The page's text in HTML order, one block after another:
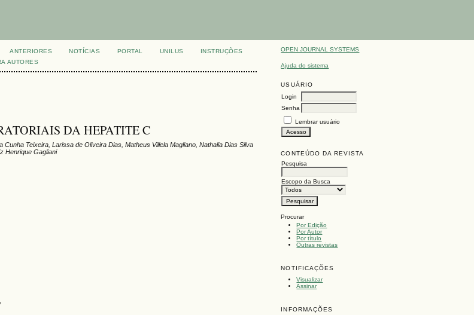
OPEN JOURNAL SYSTEMS
Ajuda do sistema
USUÁRIO
Login
Senha
Lembrar usuário
CONTEÚDO DA REVISTA
Pesquisa
Escopo da Busca
Procurar
Por Edição
Por Autor
Por título
Outras revistas
NOTIFICAÇÕES
Visualizar
Assinar
INFORMAÇÕES
ANTERIORES NOTÍCIAS PORTAL UNILUS
INSTRUÇÕES
AUTORES
DA HEPATITE C
Teixeira, Larissa de Oliveira Dias, Matheus Villela Magliano, Nathalia Dias Silva
Henrique Gagliani